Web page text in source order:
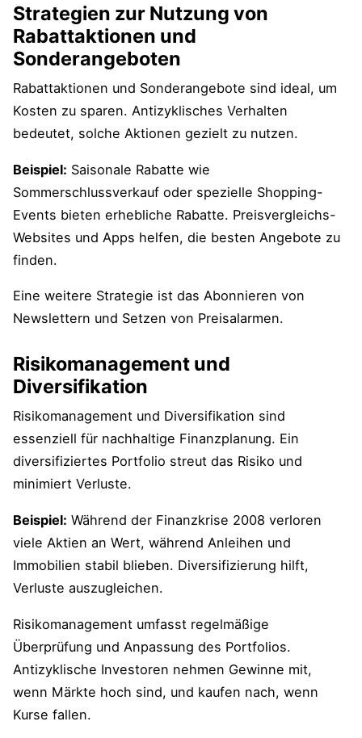
Strategien zur Nutzung von
Rabattaktionen und
Sonderangeboten
Rabattaktionen und Sonderangebote sind ideal, um
Kosten zu sparen. Antizyklisches Verhalten
bedeutet, solche Aktionen gezielt zu nutzen.
Beispiel: Saisonale Rabatte wie
Sommerschlussverkauf oder spezielle Shopping-
Events bieten erhebliche Rabatte. Preisvergleichs-
Websites und Apps helfen, die besten Angebote zu
finden.
Eine weitere Strategie ist das Abonnieren von
Newslettern und Setzen von Preisalarmen.
Risikomanagement und
Diversifikation
Risikomanagement und Diversifikation sind
essenziell für nachhaltige Finanzplanung. Ein
diversifiziertes Portfolio streut das Risiko und
minimiert Verluste.
Beispiel: Während der Finanzkrise 2008 verloren
viele Aktien an Wert, während Anleihen und
Immobilien stabil blieben. Diversifizierung hilft,
Verluste auszugleichen.
Risikomanagement umfasst regelmäßige
Überprüfung und Anpassung des Portfolios.
Antizyklische Investoren nehmen Gewinne mit,
wenn Märkte hoch sind, und kaufen nach, wenn
Kurse fallen.